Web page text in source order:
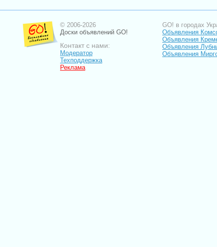
© 2006-2026
Доски объявлений GO!
Контакт с нами:
Модератор
Техподдержка
Реклама
GO! в городах
Объявления
Объявления
Объявления
Объявления